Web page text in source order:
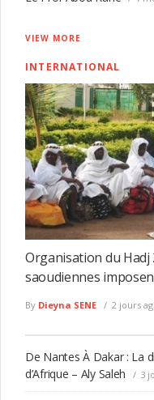
VIEW MORE
INTERNATIONAL
Organisation du Hadj
saoudiennes
By Dieyna SENE 2 jours
De Nantes À Dakar : La
d’Afrique – Aly Saleh
3